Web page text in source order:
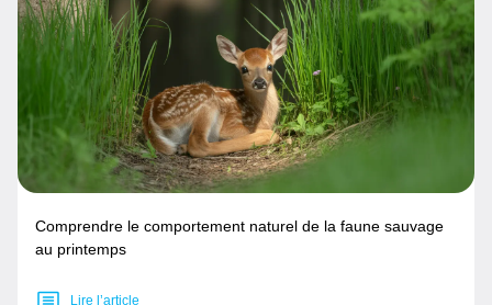
Comprendre le comportement naturel de la faune sauvage
au printemps
Lire l’article